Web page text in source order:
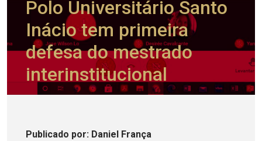
Polo Universitário Santo
Inácio tem primeira
defesa do mestrado
interinstitucional
Publicado por: Daniel França